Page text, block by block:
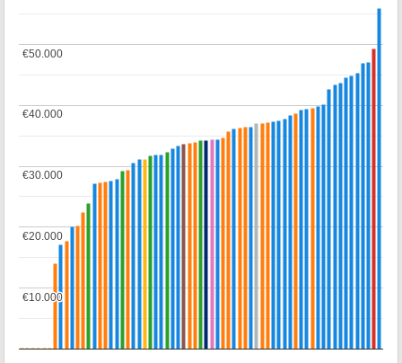
€10.000
€10.000
€20.000
€20.000
€30.000
€30.000
€40.000
€40.000
€50.000
€50.000